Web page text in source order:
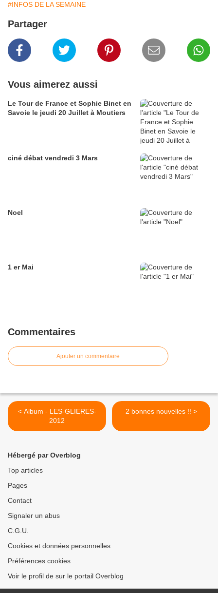
#INFOS DE LA SEMAINE
Partager
Vous aimerez aussi
Le Tour de France et Sophie Binet en
Savoie le jeudi 20 Juillet à Moutiers
ciné débat vendredi 3 Mars
Noel
1 er Mai
Commentaires
Ajouter un commentaire
< Album - LES-GLIERES-
2012
2 bonnes nouvelles !! >
Hébergé par Overblog
Top articles
Pages
Contact
Signaler un abus
C.G.U.
Cookies et données personnelles
Préférences cookies
Voir le profil de sur le portail Overblog